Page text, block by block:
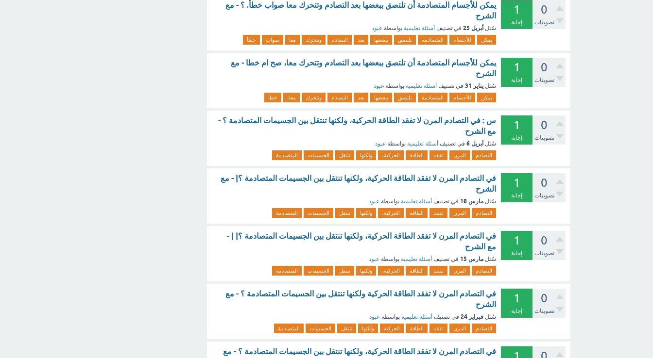
0
تصويتات
1
إجابة
يمكن للأجسام المتصادمة أن تلتصق ببعضها بعد التصادم وتتحرك معا صواب خطأ. ؟ - مع
الشرح
سُئل أبريل 25 في تصنيف أسئلة تعليمية بواسطة عبود
يمكن للأجسام المتصادمة تلتصق ببعضها بعد التصادم وتتحرك معا صواب خطأ
0
تصويتات
1
إجابة
يمكن للأجسام المتصادمة أن تلتصق ببعضها بعد التصادم وتتحرك معا، صح ام خطا - مع
الشرح
سُئل يناير 31 في تصنيف أسئلة تعليمية بواسطة عبود
يمكن للأجسام المتصادمة تلتصق ببعضها بعد التصادم وتتحرك معا، خطا
0
تصويتات
1
إجابة
س : في التصادم المرن لا تفقد الطاقة الحركية، ولكنها تنتقل بين الجسيمات المتصادمة ؟ -
مع الشرح
سُئل أبريل 6 في تصنيف أسئلة تعليمية بواسطة عبود
التصادم المرن تفقد الطاقة الحركية، ولكنها تنتقل الجسيمات المتصادمة
0
تصويتات
1
إجابة
في التصادم المرن لا تفقد الطاقة الحركية، ولكنها تنتقل بين الجسيمات المتصادمة ؟| - مع
الشرح
سُئل مارس 18 في تصنيف أسئلة تعليمية بواسطة عبود
التصادم المرن تفقد الطاقة الحركية، ولكنها تنتقل الجسيمات المتصادمة
0
تصويتات
1
إجابة
في التصادم المرن لا تفقد الطاقة الحركية، ولكنها تنتقل بين الجسيمات المتصادمة ؟| | -
مع الشرح
سُئل مارس 15 في تصنيف أسئلة تعليمية بواسطة عبود
التصادم المرن تفقد الطاقة الحركية، ولكنها تنتقل الجسيمات المتصادمة
0
تصويتات
1
إجابة
في التصادم المرن لا تفقد الطاقة الحركية ولكنها تنتقل بين الجسيمات المتصادمة ؟ - مع
الشرح
سُئل فبراير 24 في تصنيف أسئلة تعليمية بواسطة عبود
التصادم المرن تفقد الطاقة الحركية ولكنها تنتقل الجسيمات المتصادمة
في التصادم المرن لا تفقد الطاقة الحركية، ولكنها تنتقل بين الجسيمات المتصادمة ؟ - مع